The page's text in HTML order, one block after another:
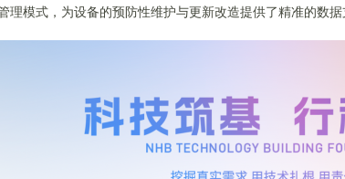
理模式，为设备的预防性维护与更新改造提供了精准的数